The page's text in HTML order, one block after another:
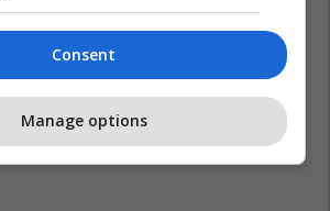
Consent
Manage options